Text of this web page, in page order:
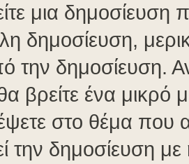
μια δημοσίευση
δημοσίευση,
την δημοσίευση.
βρείτε ένα
στο θέμα που
την δημοσίευση